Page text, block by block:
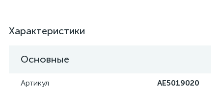
Характеристики
Основные
Артикул AE5019020